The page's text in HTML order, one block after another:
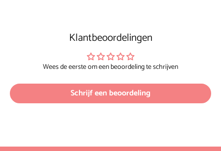
Klantbeoordelingen
Wees de eerste om een beoordeling te schrijven
Schrijf een beoordeling